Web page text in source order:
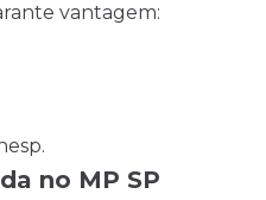
vantagem:
no MP SP